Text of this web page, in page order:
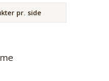
pr. side